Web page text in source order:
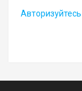
Авторизуйтесь